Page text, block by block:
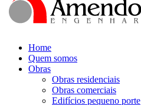
Home
Quem somos
Obras
Obras residenciais
Obras comerciais
Edifícios pequeno porte